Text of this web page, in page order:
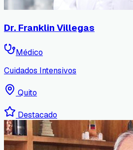
Dr. Franklin Villegas
Médico
Cuidados Intensivos
Quito
Destacado